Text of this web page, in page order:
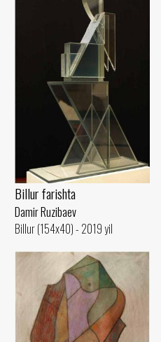
Billur farishta
Damir Ruzibaev
Billur (154x40) - 2019 yil